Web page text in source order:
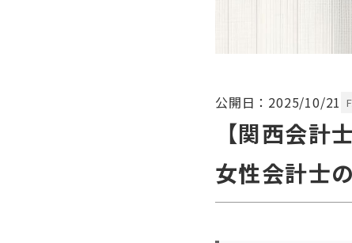
公開日：2025/10/21
【関西会計
女性会計士